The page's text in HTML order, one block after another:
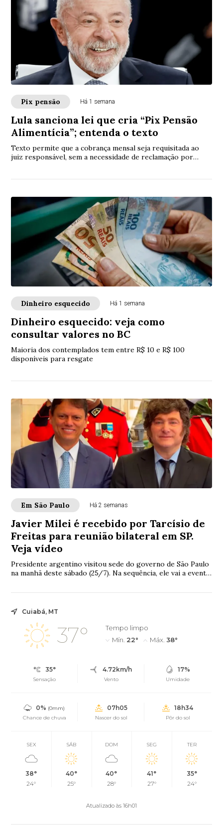
Pix pensão Há 1 semana
Lula sanciona lei que cria “Pix Pensão
Alimentícia”; entenda o texto
Texto permite que a cobrança mensal seja requisitada ao
juiz responsável, sem a necessidade de reclamação por
Dinheiro esquecido Há 1 semana
Dinheiro esquecido: veja como
consultar valores no BC
Maioria dos contemplados tem entre R$ 10 e R$ 100
disponíveis para resgate
Em São Paulo Há 2 semanas
Javier Milei é recebido por Tarcísio de
Freitas para reunião bilateral em SP.
Veja vídeo
Presidente argentino visitou sede do governo de São Paulo
na manhã deste sábado (25/7). Na sequência, ele vai a evento
Cuiabá, MT
37°
Tempo limpo
Mín. 22° Máx. 38°
35°
Sensação
4.72km/h
Vento
17%
Umidade
0% (0mm)
Chance de chuva
07h05
Nascer do sol
18h34
Pôr do sol
SEX
38°
24°
SÁB
40°
25°
DOM
40°
28°
SEG
41°
27°
TER
35°
24°
Atualizado às 16h01